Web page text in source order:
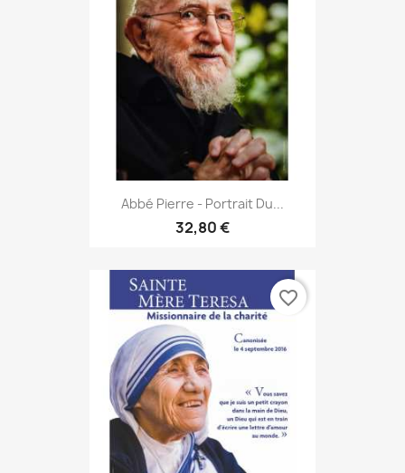
Abbé Pierre - Portrait Du...
32,80 €
favorite_border